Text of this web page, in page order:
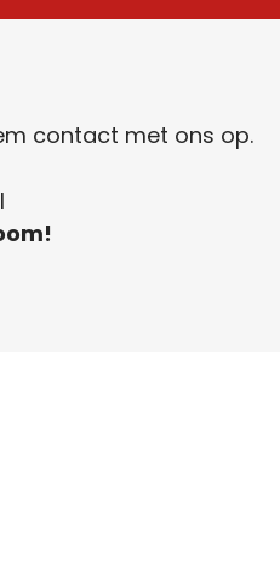
contact met ons op.